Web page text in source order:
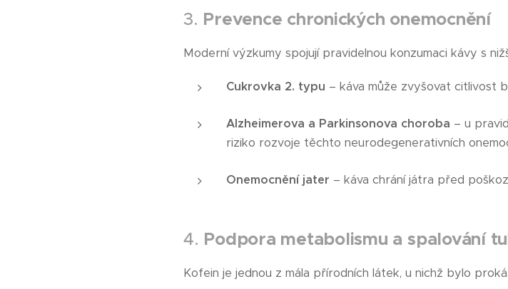
3. Prevence chronických onemocnění
Moderní výzkumy spojují pravidelnou konzumaci kávy s
Cukrovka 2. typu – káva může zvyšovat citlivost
Alzheimerova a Parkinsonova choroba – u
riziko rozvoje těchto neurodegenerativních
Onemocnění jater – káva chrání játra před
4. Podpora metabolismu a spalování
Kofein je jednou z mála přírodních látek, u nichž bylo